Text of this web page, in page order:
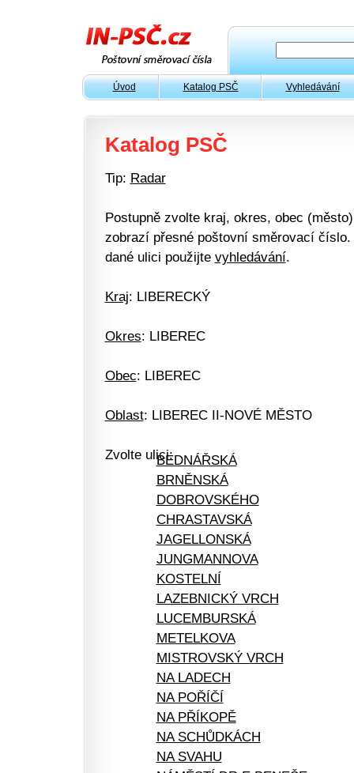
Úvod Katalog PSČ Vyhledávání
Katalog PSČ
Tip: Radar
Postupně zvolte kraj, okres, obec
zobrazí přesné poštovní směrovací
dané ulici použijte vyhledávání.
Kraj: LIBERECKÝ
Okres: LIBEREC
Obec: LIBEREC
Oblast: LIBEREC II-NOVÉ MĚSTO
Zvolte ulici:BEDNÁŘSKÁ
BRNĚNSKÁ
DOBROVSKÉHO
CHRASTAVSKÁ
JAGELLONSKÁ
JUNGMANNOVA
KOSTELNÍ
LAZEBNICKÝ VRCH
LUCEMBURSKÁ
METELKOVA
MISTROVSKÝ VRCH
NA LADECH
NA POŘÍČÍ
NA PŘÍKOPĚ
NA SCHŮDKÁCH
NA SVAHU